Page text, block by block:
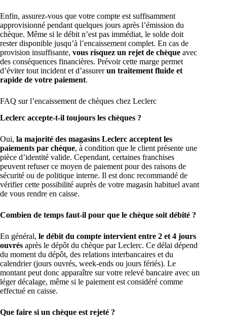
Enfin, assurez-vous que votre compte est suffisamment
approvisionné pendant quelques jours après l’émission du
chèque. Même si le débit n’est pas immédiat, le solde doit
rester disponible jusqu’à l’encaissement complet. En cas de
provision insuffisante, vous risquez un rejet de chèque avec
des conséquences financières. Prévoir cette marge permet
d’éviter tout incident et d’assurerun traitement fluide et
rapide de votre paiement.
FAQ sur l’encaissement de chèques chez Leclerc
Leclerc accepte-t-il toujours les chèques ?
Oui, la majorité des magasins Leclerc acceptent les
paiements par chèque, à condition que le client présente une
pièce d’identité valide. Cependant, certaines franchises
peuvent refuser ce moyen de paiement pour des raisons de
sécurité ou de politique interne. Il est donc recommandé de
vérifier cette possibilité auprès de votre magasin habituel avant
de vous rendre en caisse.
Combien de temps faut-il pour que le chèque soit débité ?
En général, le débit du compte intervient entre 2 et 4 jours
ouvrés après le dépôt du chèque par Leclerc. Ce délai dépend
du moment du dépôt, des relations interbancaires et du
calendrier (jours ouvrés, week-ends ou jours fériés). Le
montant peut donc apparaître sur votre relevé bancaire avec un
léger décalage, même si le paiement est considéré comme
effectué en caisse.
Que faire si un chèque est rejeté ?